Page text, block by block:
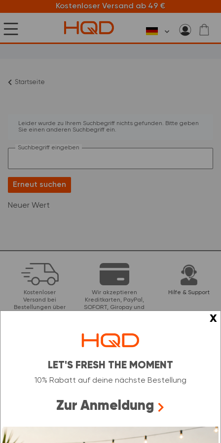
Kostenloser Versand ab 49 €
Startseite
xLeider wurde zu Ihrem Suchbegriff nichts gefunden. Bitte geben
Sie einen anderen Suchbegriff ein.
Suchbegriff eingeben
Erneut suchen
Neuer Wert
Kostenloser
Versand bei
Bestellungen über
Wir akzeptieren
Kreditkarten, PayPal,
SOFORT, Giropay und
Hilfe & Support
Der Rabattcode ist nur einmal gültig und nicht kombinierbar mit
Aktionen oder anderen Rabattcodes.
x
LET'S FRESH THE MOMENT
10% Rabatt auf deine nächste Bestellung
Zur Anmeldung